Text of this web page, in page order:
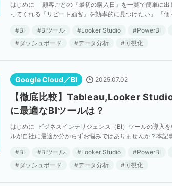
はじめに 「顧客ごとの『最初の購入日』を一覧で簡単に
ってくれる『リピート顧客』を効率的に見つけたい」 「
BI
BIツール Looker Studio PowerBI
ダッシュボード
データ分析 可視化
Google Cloud／BI 2025.07.02
【徹底比較】Tableau,Looker
に最適なBIツールは？
はじめに ビジネスインテリジェンス（BI）ツールの導入
ルが自社に最適か分からずお悩みではありませんか？本記
BI
BIツール Looker Studio PowerBI
ダッシュボード
データ分析 可視化